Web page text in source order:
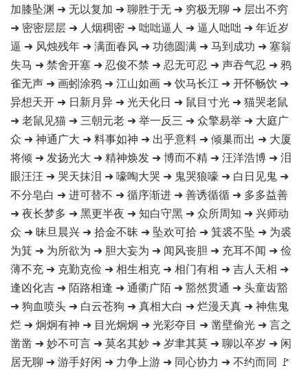
加膝坠渊 ➜ 无以复加 ➜ 聊胜于无 ➜ 穷极无聊 ➜ 层出不穷
➜ 密密层层 ➜ 人烟稠密 ➜ 咄咄逼人 ➜ 逼人咄咄 ➜ 年近岁
逼 ➜ 风烛残年 ➜ 满面春风 ➜ 功德圆满 ➜ 马到成功 ➜ 塞翁
失马 ➜ 禁舍开塞 ➜ 忍俊不禁 ➜ 忍无可忍 ➜ 声吞气忍 ➜ 鸦
雀无声 ➜ 画蚓涂鸦 ➜ 江山如画 ➜ 饮马长江 ➜ 开怀畅饮 ➜
异想天开 ➜ 日新月异 ➜ 光天化日 ➜ 鼠目寸光 ➜ 猫哭老鼠
➜ 老鼠见猫 ➜ 三朝元老 ➜ 举一反三 ➜ 众擎易举 ➜ 大庭广
众 ➜ 神通广大 ➜ 料事如神 ➜ 出乎意料 ➜ 倾巢而出 ➜ 大厦
将倾 ➜ 发扬光大 ➜ 精神焕发 ➜ 博而不精 ➜ 汪洋浩博 ➜ 泪
眼汪汪 ➜ 哭天抹泪 ➜ 嚎啕大哭 ➜ 鬼哭狼嚎 ➜ 白日见鬼 ➜
不分皂白 ➜ 进可替不 ➜ 循序渐进 ➜ 善诱循循 ➜ 多多益善
➜ 夜长梦多 ➜ 黑更半夜 ➜ 知白守黑 ➜ 众所周知 ➜ 兴师动
众 ➜ 昧旦晨兴 ➜ 拾金不昧 ➜ 坠欢可拾 ➜ 箕裘不坠 ➜ 为裘
为箕 ➜ 为所欲为 ➜ 胆大妄为 ➜ 闻风丧胆 ➜ 充耳不闻 ➜ 俭
薄不充 ➜ 克勤克俭 ➜ 相生相克 ➜ 相门有相 ➜ 吉人天相 ➜
逢凶化吉 ➜ 陌路相逢 ➜ 通衢广陌 ➜ 豁然贯通 ➜ 头童齿豁
➜ 狗血喷头 ➜ 白云苍狗 ➜ 真相大白 ➜ 烂漫天真 ➜ 神焦鬼
烂 ➜ 炯炯有神 ➜ 目光炯炯 ➜ 光彩夺目 ➜ 凿壁偷光 ➜ 言之
凿凿 ➜ 妙不可言 ➜ 莫名其妙 ➜ 岁聿其莫 ➜ 聊以卒岁 ➜ 闲
居无聊 ➜ 游手好闲 ➜ 力争上游 ➜ 同心协力 ➜ 不约而同 🚩